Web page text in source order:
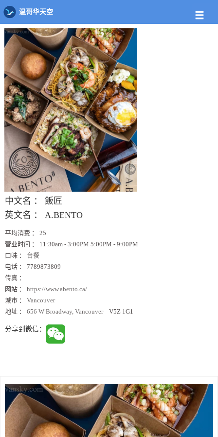
温哥华天空
店铺 饭馆列表
中文名 ：
飯匠
英文名 ：
A.BENTO
平均消费 ： 25
营业时间 ： 11:30am - 3:00PM 5:00PM - 9:00PM
口味 ： 台餐
电话 ： 7789873809
传真 ：
网站 ： https://www.abento.ca/
城市 ： Vancouver
地址 ： 656 W Broadway, Vancouver V5Z 1G1
分享到微信：